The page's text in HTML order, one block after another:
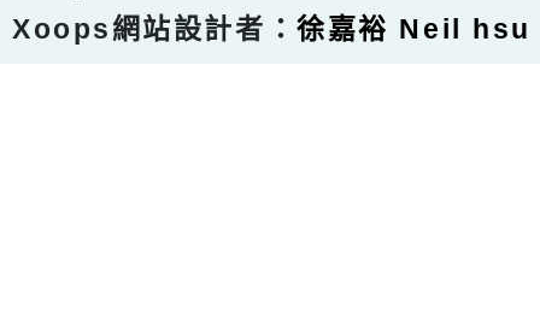
Xoops網站設計者：徐嘉裕 Neil hsu